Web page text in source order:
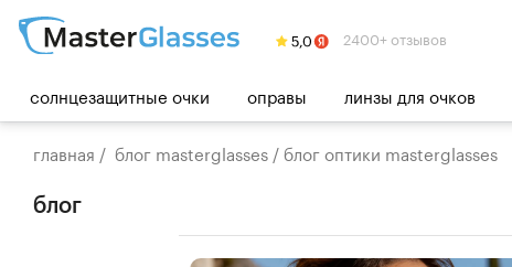
2400+ отзывов
солнцезащитные очки оправы линзы для очков
главная / блог masterglasses /блог оптики masterglasses
блог